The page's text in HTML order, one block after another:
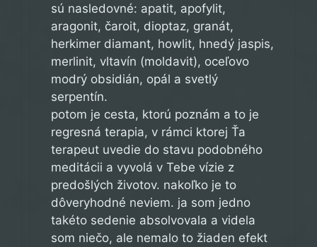
sú nasledovné: apatit, apofylit,
aragonit, čaroit, dioptaz, granát,
herkimer diamant, howlit, hnedý jaspis,
merlinit, vltavín (moldavit), oceľovo
modrý obsidián, opál a svetlý
serpentín.
potom je cesta, ktorú poznám a to je
regresná terapia, v rámci ktorej Ťa
terapeut uvedie do stavu podobného
meditácii a vyvolá v Tebe vízie z
predošlých životov. nakoľko je to
dôveryhodné neviem. ja som jedno
takéto sedenie absolvovala a videla
som niečo, ale nemalo to žiaden efekt